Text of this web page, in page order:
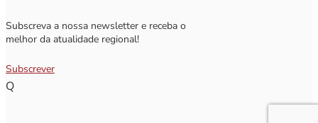
Subscreva a nossa newsletter e receba o
melhor da atualidade regional!
Subscrever
Q